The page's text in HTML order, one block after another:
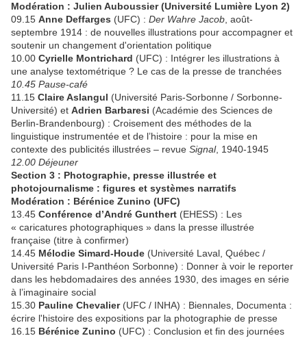
Modération : Julien Auboussier (Université Lumière Lyon 2)
09.15 Anne Deffarges (UFC) : Der Wahre Jacob, août-
septembre 1914 : de nouvelles illustrations pour accompagner et
soutenir un changement d'orientation politique
10.00 Cyrielle Montrichard (UFC) : Intégrer les illustrations à
une analyse textométrique ? Le cas de la presse de tranchées
10.45 Pause-café
11.15 Claire Aslangul (Université Paris-Sorbonne / Sorbonne-
Université) et Adrien Barbaresi (Académie des Sciences de
Berlin-Brandenbourg) : Croisement des méthodes de la
linguistique instrumentée et de l’histoire : pour la mise en
contexte des publicités illustrées – revue Signal, 1940-1945
12.00 Déjeuner
Section 3 : Photographie, presse illustrée et
photojournalisme : figures et systèmes narratifs
Modération : Bérénice Zunino (UFC)
13.45 Conférence d’André Gunthert (EHESS) : Les
« caricatures photographiques » dans la presse illustrée
française (titre à confirmer)
14.45 Mélodie Simard-Houde (Université Laval, Québec /
Université Paris I-Panthéon Sorbonne) : Donner à voir le reporter
dans les hebdomadaires des années 1930, des images en série
à l’imaginaire social
15.30 Pauline Chevalier(UFC / INHA) : Biennales, Documenta :
écrire l'histoire des expositions par la photographie de presse
16.15 Bérénice Zunino (UFC) : Conclusion et fin des journées